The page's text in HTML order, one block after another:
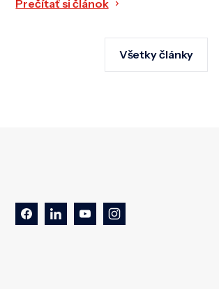
Prečítať si článok
Všetky články